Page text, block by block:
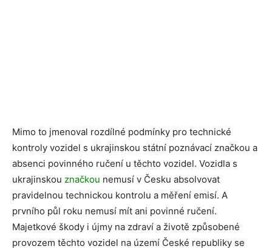
Mimo to jmenoval rozdílné podmínky pro technické
kontroly vozidel s ukrajinskou státní poznávací značkou a
absenci povinného ručení u těchto vozidel. Vozidla s
ukrajinskou značkou nemusí v Česku absolvovat
pravidelnou technickou kontrolu a měření emisí. A
prvního půl roku nemusí mít ani povinné ručení.
Majetkové škody i újmy na zdraví a životě způsobené
provozem těchto vozidel na území České republiky se